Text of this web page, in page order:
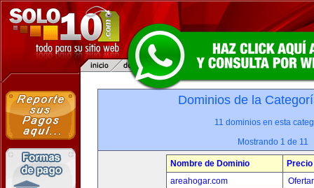
Dominios de la
11 dominios en esta
Mostrando 1 de 11
Nombre de Dominio
Precio
areahogar.com